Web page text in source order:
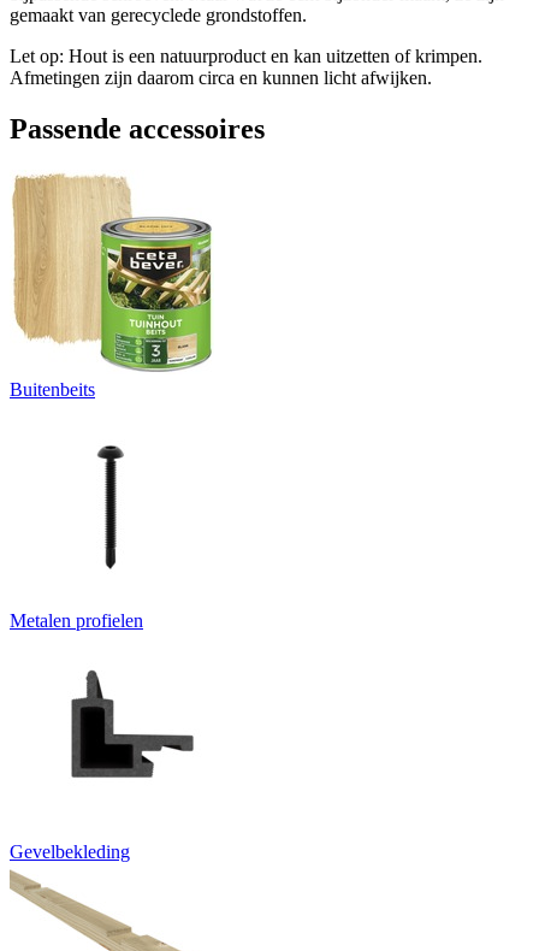
gemaakt van gerecyclede grondstoffen.
Let op: Hout is een natuurproduct en kan uitzetten of krimpen.
Afmetingen zijn daarom circa en kunnen licht afwijken.
Passende accessoires
Buitenbeits
Metalen profielen
Gevelbekleding